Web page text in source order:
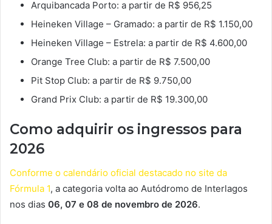
Arquibancada Porto: a partir de R$ 956,25
Heineken Village – Gramado: a partir de R$ 1.150,00
Heineken Village – Estrela: a partir de R$ 4.600,00
Orange Tree Club: a partir de R$ 7.500,00
Pit Stop Club: a partir de R$ 9.750,00
Grand Prix Club: a partir de R$ 19.300,00
Como adquirir os ingressos para
2026
Conforme o calendário oficial destacado no site da
Fórmula 1, a categoria volta ao Autódromo de Interlagos
nos dias 06, 07 e 08 de novembro de 2026.